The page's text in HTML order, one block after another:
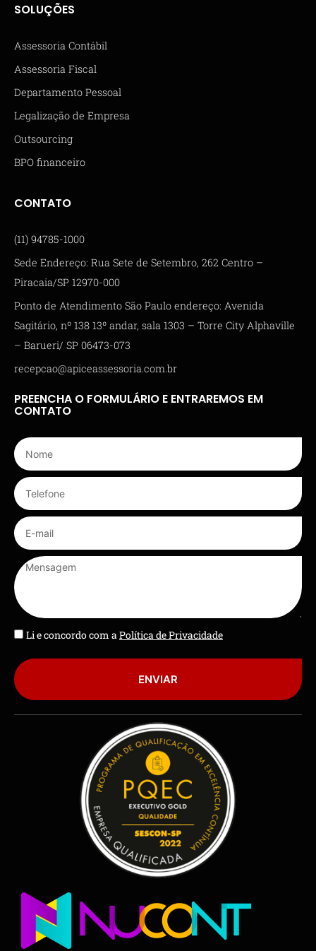
SOLUÇÕES
Assessoria Contábil
Assessoria Fiscal
Departamento Pessoal
Legalização de Empresa
Outsourcing
BPO financeiro
CONTATO
(11) 94785-1000
Sede Endereço: Rua Sete de Setembro, 262 Centro –
Piracaia/SP 12970-000
Ponto de Atendimento São Paulo endereço: Avenida
Sagitário, nº 138 13º andar, sala 1303 – Torre City Alphaville
– Barueri/ SP 06473-073
recepcao@apiceassessoria.com.br
PREENCHA O FORMULÁRIO E ENTRAREMOS EM
CONTATO
Li e concordo com aPolítica de Privacidade
ENVIAR